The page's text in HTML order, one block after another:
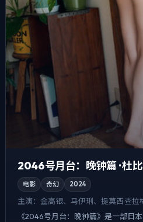
2046号月台：晚钟篇 · 杜
电影 奇幻 2024
主演： 金高银、马伊琍、提莫西·查拉
《2046号月台：晚钟篇》是一部日